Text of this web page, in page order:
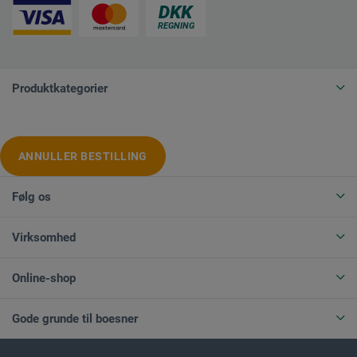
Produktkategorier
ANNULLER BESTILLING
Følg os
Virksomhed
Online-shop
Gode grunde til boesner